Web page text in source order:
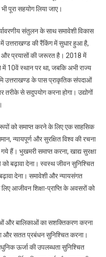
शुभारम्भ
पूरा सहयोग लिया जाए।
संतुलन के साथ समावेशी विकास
उत्तराखण्ड की रैंकिंग में सुधार हुआ है,
और प्रयासों की जरूरत है। 2018 में
में 10वें स्थान पर था, जबकि अभी राज्य
उत्तराखण्ड के पास प्राकृतिक संपदाओं
से सदुपयोग करना होगा। उद्योगों
को समाप्त करने के लिए एक साहसिक
न्यायपूर्ण और सुरक्षित विश्व की रचना
हैं। भुखमरी समाप्त करना, खाद्य सुरक्षा
बढ़ावा देना। स्वस्थ जीवन सुनिश्चित
देना। समावेशी और न्यायसंगत
आजीवन शिक्षा-प्राप्ति के अवसरों को
और बालिकाओं का सशक्तिकरण करना
और सतत प्रबंधन सुनिश्चित करना।
ऊर्जा की उपलब्धता सुनिश्चित